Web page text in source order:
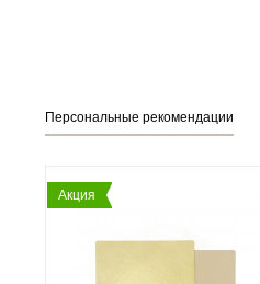
Персональные рекомендации
Акция